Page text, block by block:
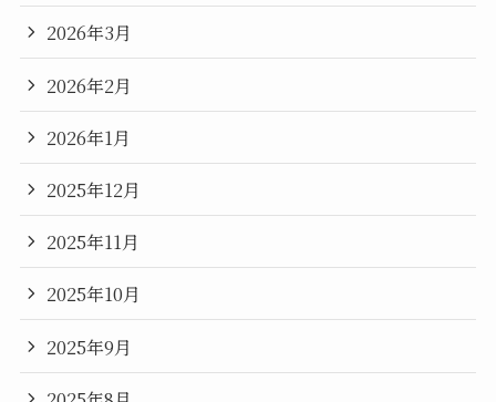
2026年3月
2026年2月
2026年1月
2025年12月
2025年11月
2025年10月
2025年9月